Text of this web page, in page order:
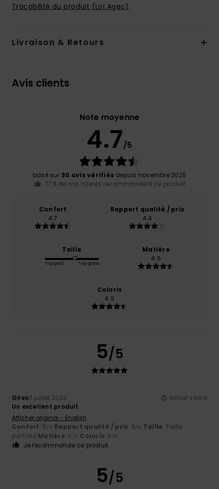
Traçabilité du produit (Loi Agec)
Livraison & Retours
Avis clients
Note moyenne
4.7/5
basé sur 30 avis vérifiésdepuis novembre 2025
77% de nos clients recommandent ce produit
Confort
4.7
Rapport qualité / prix
4.4
Taille
Trop petit Trop grand
Matière
4.6
Coloris
4.9
5/5
Giles11 juillet 2026
Achat vérifié
Un excellent produit
Afficher original - English
Confort: 5/5 Rapport qualité / prix: 5/5 Taille: Taille
parfaite Matière: 5 /5 Coloris: 5 /5
Je recommande ce produit
5/5